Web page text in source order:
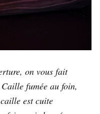
on vous fait
fumée au foin,
est cuite